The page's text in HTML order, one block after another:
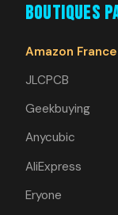
Boutiques
Amazon France
JLCPCB
Geekbuying
Anycubic
AliExpress
Eryone